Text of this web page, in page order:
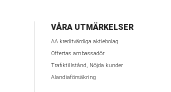
VÅRA UTMÄRKELSER
AA kreditvärdiga aktiebolag
Offertas ambassadör
Trafiktillstånd, Nöjda kunder
Alandiaförsäkring